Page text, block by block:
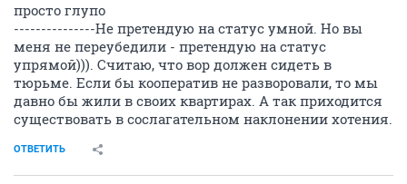
просто глупо
---------------Не претендую на статус умной. Но вы
меня не переубедили - претендую на статус
упрямой))). Считаю, что вор должен сидеть в
тюрьме. Если бы кооператив не разворовали, то мы
давно бы жили в своих квартирах. А так приходится
существовать в сослагательном наклонении хотения.
ОТВЕТИТЬ